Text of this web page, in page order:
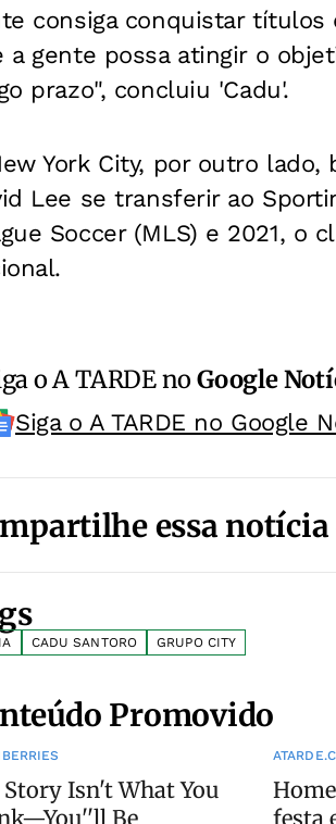
consiga conquistar títulos
a gente possa atingir o
prazo", concluiu 'Cadu'.
York City, por outro
Lee se transferir ao
Soccer (MLS) e 2021, o
o A TARDE noGoogle
Siga o A TARDE no Google
essa
CADU SANTORO GRUPO CITY